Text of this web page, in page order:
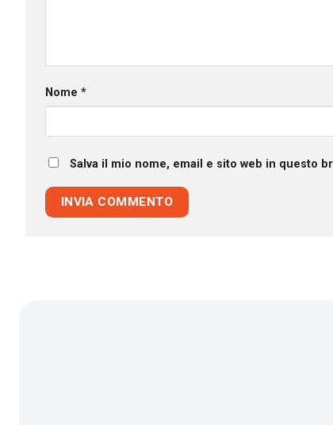
Nome *
Salva il mio nome, email e sito web in questo